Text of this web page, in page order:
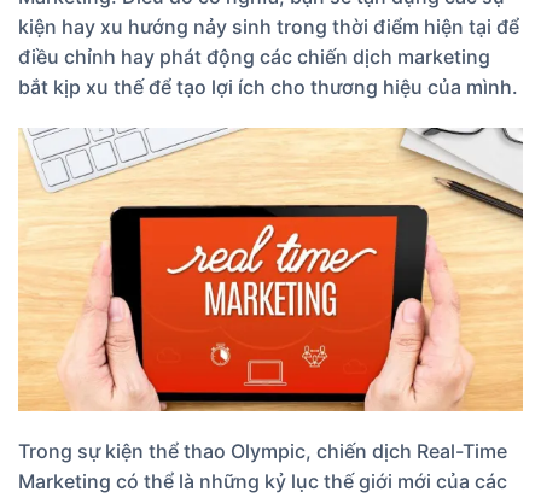
kiện hay xu hướng nảy sinh trong thời điểm hiện tại để
điều chỉnh hay phát động các chiến dịch marketing
bắt kịp xu thế để tạo lợi ích cho thương hiệu của mình.
Trong sự kiện thể thao Olympic, chiến dịch Real-Time
Marketing có thể là những kỷ lục thế giới mới của các